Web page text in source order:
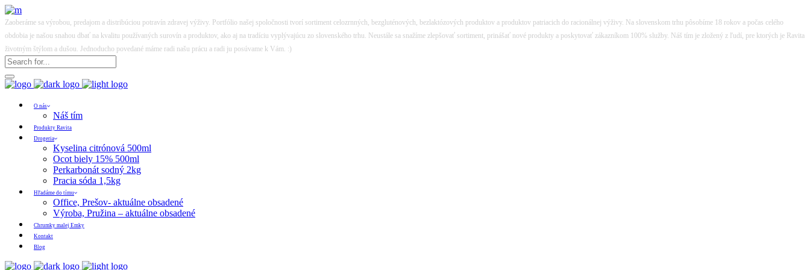
Zaoberáme sa výrobou, predajom a distribúciou potravín zdravej výživy. Portfólio našej spoločnosti tvorí sortiment celozrnných, bezgluténových, bezlaktózových produktov a produktov patriacich do racionálnej výživy. Na slovenskom trhu pôsobíme 18 rokov a počas celého
obdobia je našou snahou dbať na kvalitu používaných surovín a produktov, ako aj na tradíciu vyplývajúcu zo slovenského trhu. Neustále sa snažíme zlepšovať sortiment, prinášať nové produkty a poskytovať zákazníkom 100% služby. Náš tím je zložený z ľudí, pre ktorých je Ravita
životným štýlom a dušou. Jednoducho povedané máme radi našu prácu a radi ju posúvame k Vám. :)
O nás
Náš tím
Produkty Ravita
Drogeria
Kyselina citrónová 500ml
Ocot biely 15% 500ml
Perkarbonát sodný 2kg
Pracia sóda 1,5kg
Hľadáme do tímu
Office, Prešov- aktuálne obsadené
Výroba, Pružina – aktuálne obsadené
Chrumky malej Emky
Kontakt
Blog